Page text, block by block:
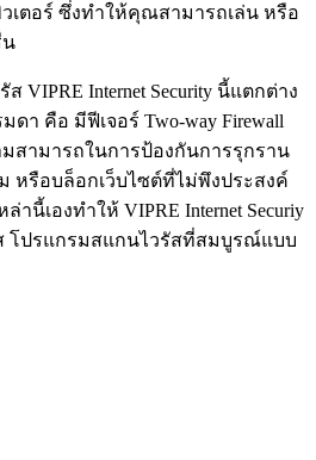
เตอร์ ซึ่งทำให้คุณสามารถเล่น หรือ
น
VIPRE Internet Security นี้แตกต่าง
ดา คือ มีฟีเจอร์ Two-way Firewall
มสามารถในการป้องกันการรุกราน
หรือบล็อกเว็บไซต์ที่ไม่พึงประสงค์
านี้เองทำให้ VIPRE Internet Securiy
โปรแกรมสแกนไวรัสที่สมบูรณ์แบบ